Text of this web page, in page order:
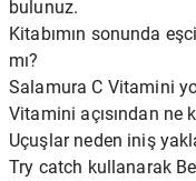
bulunuz.
Kitabımın sonunda
mı?
Salamura C Vitamini
Vitamini açısından ne
Uçuşlar neden iniş
Try catch kullanarak